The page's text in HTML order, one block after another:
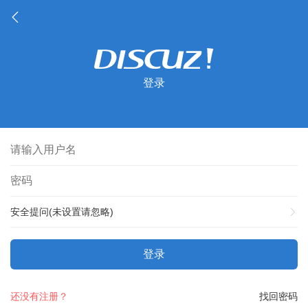
登录
安全提问(未设置请忽略)
登录
找回密码
还没有注册？